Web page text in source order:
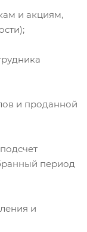
и акциям,
и проданной
период
и